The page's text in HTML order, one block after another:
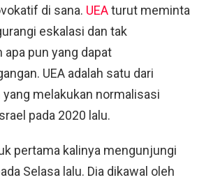
di sana. UEAturut meminta
eskalasi dan tak
pun yang dapat
UEA adalah satu dari
melakukan normalisasi
pada 2020 lalu.
pertama kalinya mengunjungi
Selasa lalu. Dia dikawal oleh